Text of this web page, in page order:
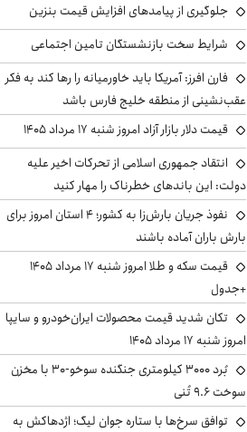
جلوگیری از پیامدهای افزایش قیمت بنزین
شرایط سخت بازنشستگان تامین اجتماعی
فارن افرز: آمریکا باید خاورمیانه را رها کند به فکر
عقب‌نشینی از منطقه خلیج فارس باشد
قیمت دلار بازار آزاد امروز شنبه ۱۷ مرداد ۱۴۰۵
انتقاد جمهوری اسلامی از تحرکات اخیر علیه
دولت: این باندهای خطرناک را مهار کنید
نفوذ جریان بارش‌زا به کشور؛ ۴ استان امروز برای
بارش باران آماده باشند
قیمت سکه و طلا امروز شنبه ۱۷ مرداد ۱۴۰۵
+جدول
تکان شدید قیمت محصولات ایران‌خودرو و سایپا
امروز شنبه ۱۷ مرداد ۱۴۰۵
بُرد ۳۰۰۰ کیلومتری جنگنده سوخو-۳۰ با مخزن
سوخت ۹.۶ تُنی
توافق سرخ‌ها با ستاره جوان لیگ؛ اژدهاکش به